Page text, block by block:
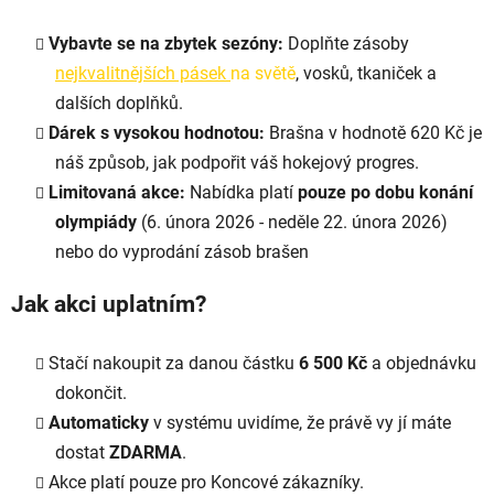
Vybavte se na zbytek sezóny: Doplňte zásoby
nejkvalitnějších pásek na světě, vosků, tkaniček a
dalších doplňků.
Dárek s vysokou hodnotou: Brašna v hodnotě 620 Kč je
náš způsob, jak podpořit váš hokejový progres.
Limitovaná akce: Nabídka platí pouze po dobu konání
olympiády (6. února 2026 - neděle 22. února 2026)
nebo do vyprodání zásob brašen
Jak akci uplatním?
Stačí nakoupit za danou částku 6 500 Kč a objednávku
dokončit.
Automaticky v systému uvidíme, že právě vy jí máte
dostat ZDARMA.
Akce platí pouze pro Koncové zákazníky.